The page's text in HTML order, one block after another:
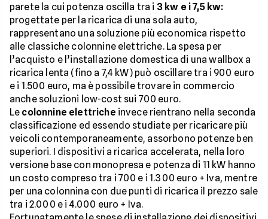
parete la cui potenza oscilla tra i 3 kw e i 7,5 kw:
progettate per la ricarica di una sola auto,
rappresentano una soluzione più economica rispetto
alle classiche colonnine elettriche. La spesa per
l’acquisto e l’installazione domestica di una wallbox a
ricarica lenta (fino a 7,4 kW) può oscillare tra i 900 euro
e i 1.500 euro, ma è possibile trovare in commercio
anche soluzioni low-cost sui 700 euro.
Le colonnine elettriche invece rientrano nella seconda
classificazione ed essendo studiate per ricaricare più
veicoli contemporaneamente, assorbono potenze ben
superiori. I dispositivi a ricarica accelerata, nella loro
versione base con monopresa e potenza di 11 kW hanno
un costo compreso tra i 700 e i 1.300 euro + Iva, mentre
per una colonnina con due punti di ricarica il prezzo sale
tra i 2.000 e i 4.000 euro + Iva.